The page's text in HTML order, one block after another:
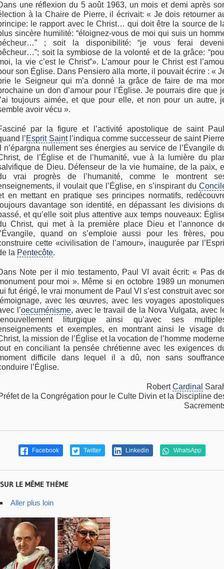
une réflexion du 5 août 1963, un mois et demi après
à la Chaire de Pierre, il écrivait: « Je dois retourner
le rapport avec le Christ… qui doit être la source de
sincère humilité: “éloignez-vous de moi qui suis un
; soit la disponibilité: “je vous ferai
soit la symbiose de la volonté et de la grâce:
la vie c’est le Christ”». L’amour pour le Christ est
son Église. Dans Pensiero alla morte, il pouvait écrire : «
le Seigneur qui m’a donné la grâce de faire de ma
un don d’amour pour l’Église. Je pourrais dire que
toujours aimée, et que pour elle, et non pour un autre,
avoir vécu ».
par la figure et l’activité apostolique de saint
l’Esprit Saintl’indiqua comme successeur de saint
n’épargna nullement ses énergies au service de l’Évangile
de l’Église et de l’humanité, vue à la lumière du
de Dieu. Défenseur de la vie humaine, de la paix,
vrai progrès de l’humanité, comme le montrent
il voulait que l’Église, en s’inspirant du
en mettant en pratique ses principes normatifs,
davantage son identité, en dépassant les divisions
et qu’elle soit plus attentive aux temps nouveaux:
Christ, qui met à la première place Dieu et l’annonce
quand on s’emploie aussi pour les frères,
cette «civilisation de l’amour», inaugurée par
la Pentecôte.
Note per il mio testamento, Paul VI avait écrit: « Pas
pour moi ». Même si en octobre 1989 un
fut érigé, le vrai monument de Paul VI s’est construit avec
avec les œuvres, avec les voyages
l’oecuménisme, avec le travail de la Nova Vulgata, avec
liturgique ainsi qu’avec ses
et exemples, en montrant ainsi le visage
la mission de l’Église et la vocation de l’homme
en conciliant la pensée chrétienne avec les exigences
difficile dans lequel il a dû, non sans
l’Église.
RobertCardinal
de la Congrégation pour le Culte Divin et la Discipline
Facebook Twitter Linkedin WhatsApp
SUR LE MÊME THÈME
Aller plus loin